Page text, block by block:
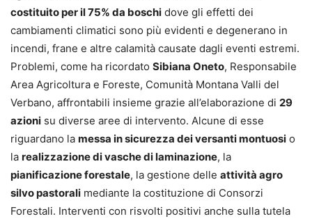
costituito per il 75% da boschi dove gli effetti dei
cambiamenti climatici sono più evidenti e degenerano in
incendi, frane e altre calamità causate dagli eventi estremi.
Problemi, come ha ricordato Sibiana Oneto, Responsabile
Area Agricoltura e Foreste, Comunità Montana Valli del
Verbano, affrontabili insieme grazie all’elaborazione di 29
azioni su diverse aree di intervento. Alcune di esse
riguardano la messa in sicurezza dei versanti montuosi o
la realizzazione di vasche di laminazione, la
pianificazione forestale, la gestione delle attività agro
silvo pastorali mediante la costituzione di Consorzi
Forestali. Interventi con risvolti positivi anche sulla tutela